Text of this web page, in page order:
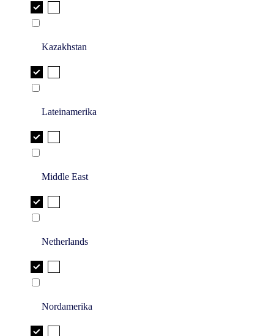
Kazakhstan
Lateinamerika
Middle East
Netherlands
Nordamerika